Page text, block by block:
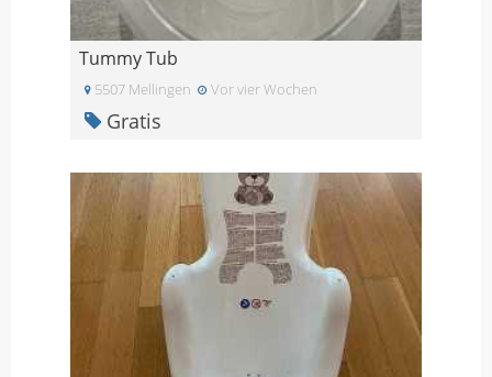
Tummy Tub
5507 Mellingen Vor vier Wochen
Gratis